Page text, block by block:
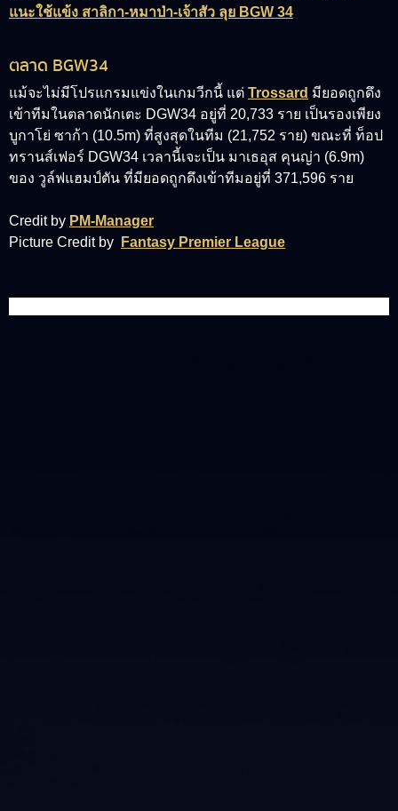
แนะใช้แข้ง สาลิกา-หมาป่า-เจ้าสัว ลุย BGW 34
ตลาด BGW34
แม้จะไม่มีโปรแกรมแข่งในเกมวีกนี้ แต่ Trossard มียอดถูกดึง
เข้าทีมในตลาดนักเตะ DGW34 อยู่ที่ 20,733 ราย เป็นรองเพียง
บูกาโย่ ซาก้า (10.5m) ที่สูงสุดในทีม (21,752 ราย) ขณะที่ ท็อป
ทรานส์เฟอร์ DGW34 เวลานี้เจะเป็น มาเธอุส คุนญ่า (6.9m)
ของ วูล์ฟแฮมป์ตัน ที่มียอดถูกดึงเข้าทีมอยู่ที่ 371,596 ราย
Credit by PM-Manager
Picture Credit by
Fantasy Premier League